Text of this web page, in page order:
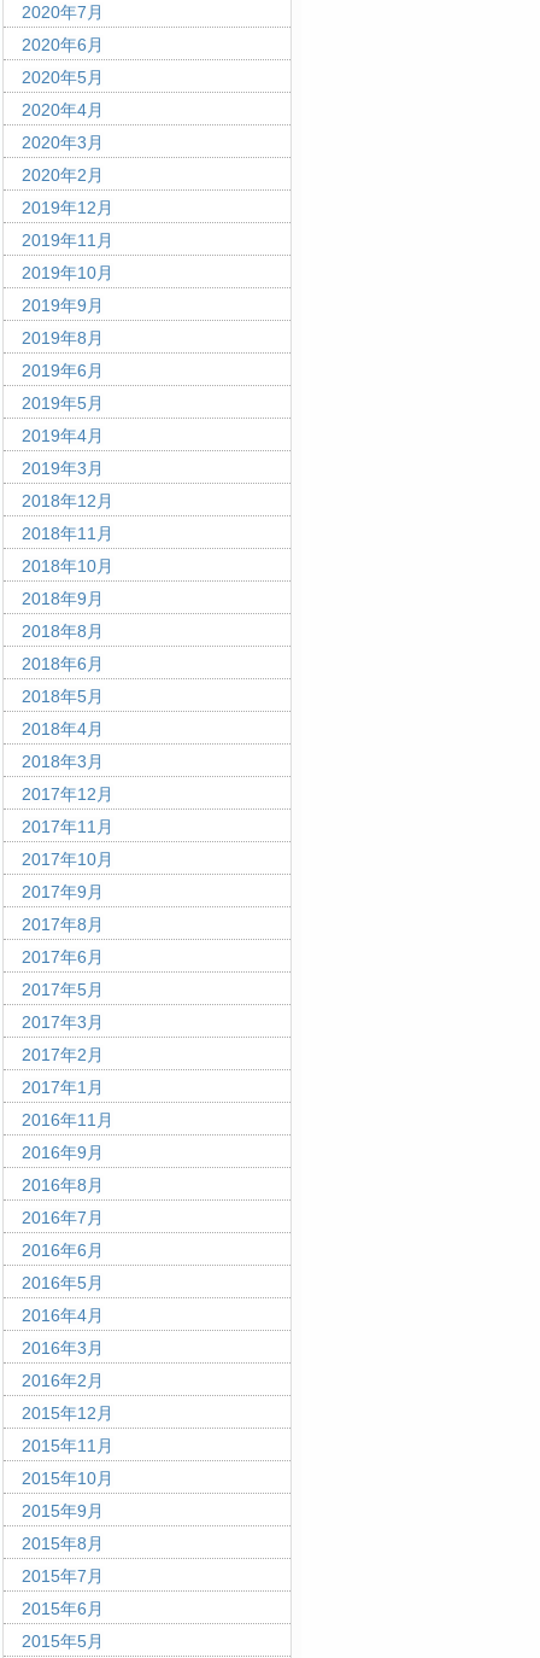
2020年7月
2020年6月
2020年5月
2020年4月
2020年3月
2020年2月
2019年12月
2019年11月
2019年10月
2019年9月
2019年8月
2019年6月
2019年5月
2019年4月
2019年3月
2018年12月
2018年11月
2018年10月
2018年9月
2018年8月
2018年6月
2018年5月
2018年4月
2018年3月
2017年12月
2017年11月
2017年10月
2017年9月
2017年8月
2017年6月
2017年5月
2017年3月
2017年2月
2017年1月
2016年11月
2016年9月
2016年8月
2016年7月
2016年6月
2016年5月
2016年4月
2016年3月
2016年2月
2015年12月
2015年11月
2015年10月
2015年9月
2015年8月
2015年7月
2015年6月
2015年5月